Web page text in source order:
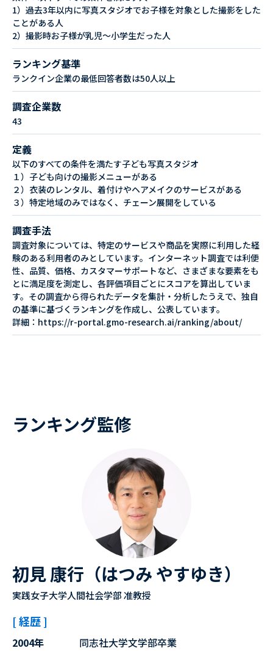
1）過去3年以内に写真スタジオでお子様を対象とした撮影をした
ことがある人
2）撮影時お子様が乳児～小学生だった人
ランキング基準
ランクイン企業の最低回答者数は50人以上
調査企業数
43
定義
以下のすべての条件を満たす子ども写真スタジオ
１）子ども向けの撮影メニューがある
２）衣装のレンタル、着付けやヘアメイクのサービスがある
３）特定地域のみではなく、チェーン展開をしている
調査手法
調査対象については、特定のサービスや商品を実際に利用した経
験のある利用者のみとしています。インターネット調査では利便
性、品質、価格、カスタマーサポートなど、さまざまな要素をも
とに満足度を測定し、各評価項目ごとにスコアを算出していま
す。その調査から得られたデータを集計・分析したうえで、独自
の基準に基づくランキングを作成し、公表しています。
詳細：https://r-portal.gmo-research.ai/ranking/about/
ランキング監修
初見 康行（はつみ やすゆき）
実践女子大学人間社会学部 准教授
[ 経歴 ]
2004年
同志社大学文学部卒業